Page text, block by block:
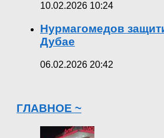
10.02.2026 10:24
Нурмагомедов
Дубае
06.02.2026 20:42
ГЛАВНОЕ ~